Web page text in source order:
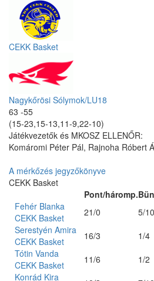
CEKK Basket
Nagykőrösi Sólymok/LU18
63 -55
(15-23,15-13,11-9,22-10)
Játékvezetők és MKOSZ ELLENŐR:
Komáromi Péter Pál, Rajnoha Róbert
A mérkőzés jegyzőkönyve
CEKK Basket
Pont/háromp.
Fehér Blanka
CEKK Basket
21/0
5/10
Serestyén Amira
CEKK Basket
16/3
1/4
Tótin Vanda
CEKK Basket
11/6
1/2
Konrád Kira